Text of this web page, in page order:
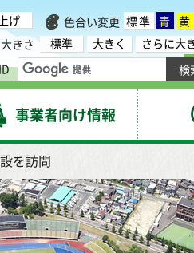
げ 色合い変更 標準 青 黄
きさ
標準 大きく
さらに大
事業者向け情報
を訪問